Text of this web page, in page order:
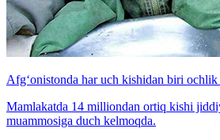
Afg‘onistonda har uch kishidan biri
Mamlakatda 14 milliondan ortiq kishi
muammosiga duch kelmoqda.